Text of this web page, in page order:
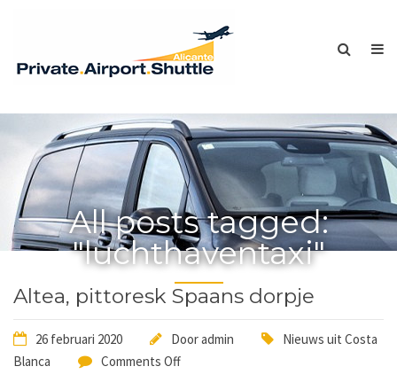
All posts tagged:
"luchthaventaxi"
Altea, pittoresk Spaans dorpje
26 februari 2020 Dooradmin
Nieuws uit Costa
Blanca
Comments Off